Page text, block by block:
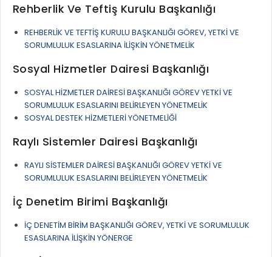
Rehberlik Ve Teftiş Kurulu Başkanlığı
REHBERLİK VE TEFTİŞ KURULU BAŞKANLIĞI GÖREV, YETKİ VE
SORUMLULUK ESASLARINA İLİŞKİN YÖNETMELİK
Sosyal Hizmetler Dairesi Başkanlığı
SOSYAL HİZMETLER DAİRESİ BAŞKANLIĞI GÖREV YETKİ VE
SORUMLULUK ESASLARINI BELİRLEYEN YÖNETMELİK
SOSYAL DESTEK HİZMETLERİ YÖNETMELİĞİ
Raylı Sistemler Dairesi Başkanlığı
RAYLI SİSTEMLER DAİRESİ BAŞKANLIĞI GÖREV YETKİ VE
SORUMLULUK ESASLARINI BELİRLEYEN YÖNETMELİK
İç Denetim Birimi Başkanlığı
İÇ DENETİM BİRİM BAŞKANLIĞI GÖREV, YETKİ VE SORUMLULUK
ESASLARINA İLİŞKİN YÖNERGE